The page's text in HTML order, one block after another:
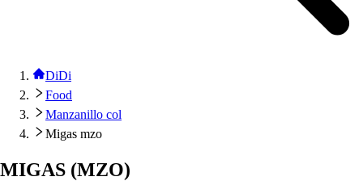
DiDi
Food
Manzanillo col
Migas mzo
MIGAS (MZO)